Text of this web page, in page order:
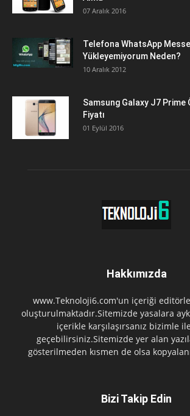
07 Aralık 2016
Telefona WhatsApp
Yükleyemiyorum Neden?
10 Aralık 2012
Samsung Galaxy J7 Prime
Fiyatı
01 Eylül 2016
Hakkımızda
www.Teknoloji6.com'un içeriği
oluşturulmaktadır.Sitemizde yasalara
içerikle karşılaşırsanız bizimle
geçebilirsiniz.Sitemizde yer alan
gösterilmeden kısmen de olsa
Bizi Takip Edin